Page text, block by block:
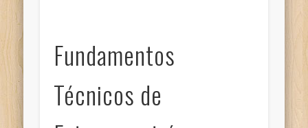
Fundamentos
Técnicos de